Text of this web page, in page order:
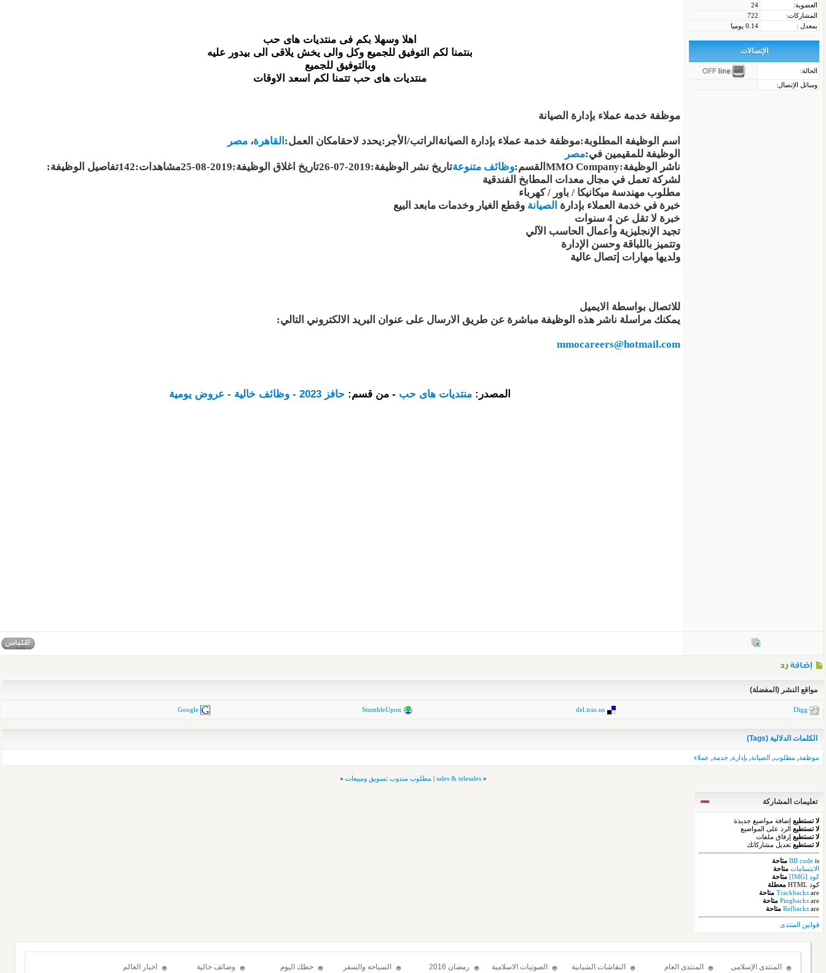
العضوية:
24
المشاركات:
722
بمعدل :
0.14 يوميا
الإتصالات
الحالة:
وسائل الإتصال:
اهلا وسهلا بكم فى منتديات هاى حب
بنتمنا لكم التوفيق للجميع وكل والى يخش يلاقى الى بيدور عليه
وبالتوفيق للجميع
منتديات هاى حب تتمنا لكم اسعد الاوقات
موظفة خدمة عملاء بإدارة الصيانة
اسم الوظيفة المطلوبة:موظفة خدمة عملاء بإدارة الصيانة الراتب/الأجر:يحدد لاحقامكان العمل: القاهرة، مصر
الوظيفة للمقيمين في:مصر
ناشر الوظيفة:MMO Companyالقسم:
وظائف متنوعةتاريخ نشر الوظيفة:2019-07-26تاريخ اغلاق الوظيفة:2019-08-25مشاهدات:142تفاصيل الوظيفة:
لشركة تعمل في مجال معدات المطابخ الفندقية
مطلوب مهندسة ميكانيكا / باور / كهرباء
خبرة في خدمة العملاء بإدارة الصيانة وقطع الغيار وخدمات مابعد البيع
خبرة لا تقل عن 4 سنوات
تجيد الإنجليزية وأعمال الحاسب الآلي
وتتميز باللباقة وحسن الإدارة
ولديها مهارات إتصال عالية
للاتصال بواسطة الايميل
يمكنك مراسلة ناشر هذه الوظيفة مباشرة عن طريق الارسال على عنوان البريد الالكتروني التالي:
mmocareers@hotmail.com
المصدر: منتديات هاى حب - من قسم: حافز 2023 - وظائف خالية - عروض يومية
مواقع النشر (المفضلة)
Digg
del.icio.us
StumbleUpon
Google
الكلمات الدلالية (Tags)
موظفة مطلوب الصيانة بإدارة خدمة عملاء
«
sales & telesales
| مطلوب مندوب تسويق ومبيعات »
تعليمات المشاركة
لا تستطيع إضافة مواضيع جديدة
لا تستطيع الرد على المواضيع
لا تستطيع إرفاق ملفات
لا تستطيع تعديل مشاركاتك
BB code is
متاحة
الابتسامات متاحة
كود [IMG]
متاحة
كود HTML
معطلة
Trackbacks are
متاحة
Pingbacks are
متاحة
Refbacks are متاحة
قوانين المنتدى
المنتدى الإسلامى المنتدى العام النقاشات الشبابية الصوتيات الاسلامية رمضان 2016 السياحة والسفر حظك اليوم وضائف خالية اخبار العالم